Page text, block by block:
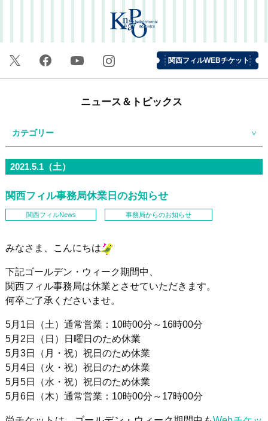
関西フィルWEBチケット
ニュース＆トピックス
カテゴリー
2021.5.1（土）
関西フィル事務局休業日のお知らせ
関西フィルNews 事務局からのお知らせ
みなさま、こんにちは
下記ゴールデン・ウィーク期間中、
関西フィル事務局は休業とさせていただきます。
何卒ご了承くださいませ。
5月1日（土）通常営業 ：10時00分～16時00分
5月2日（日）日曜日のため休業
5月3日（月・祝）祝日のため休業
5月4日（火・祝）祝日のため休業
5月5日（水・祝）祝日のため休業
5月6日（木）通常営業 ：10時00分～17時00分